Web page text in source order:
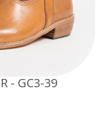
- GC3-39